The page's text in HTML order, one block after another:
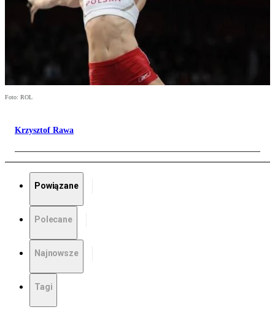
Foto: ROL
Krzysztof Rawa
Powiązane
Polecane
Najnowsze
Tagi